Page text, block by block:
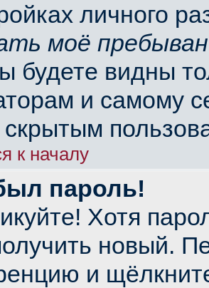
личного
моё
будете видны
и самому
скрытым
к началу
пароль!
Хотя
новый.
и